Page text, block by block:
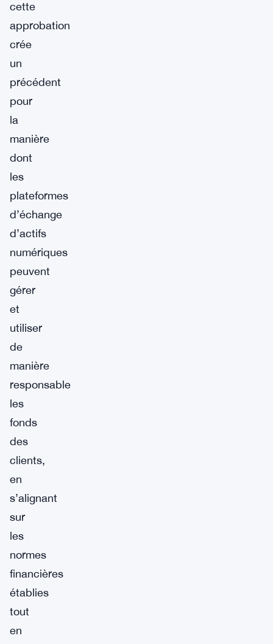
cette
approbation
crée
un
précédent
pour
la
manière
dont
les
plateformes
d’échange
d’actifs
numériques
peuvent
gérer
et
utiliser
de
manière
responsable
les
fonds
des
clients,
en
s’alignant
sur
les
normes
financières
établies
tout
en